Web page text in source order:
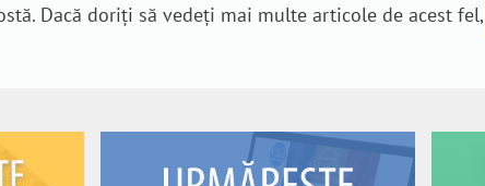
Dacă doriți să vedeți mai multe articole de acest fel,